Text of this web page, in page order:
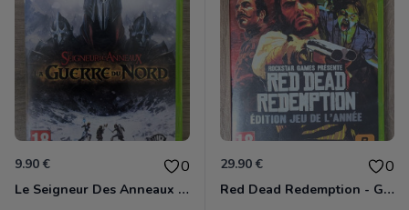
9.90 € 0
Le Seigneur Des Anneaux - La Guerre Du Nord Xbox 360
29.90 € 0
Red Dead Redemption - Game Of The Year Xbox 360